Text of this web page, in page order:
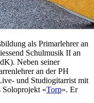
als Primarlehrer an
Schulmusik II an
Neben seiner
an der PH
und Studiogitarrist mit
Soloprojekt «Torp». Er